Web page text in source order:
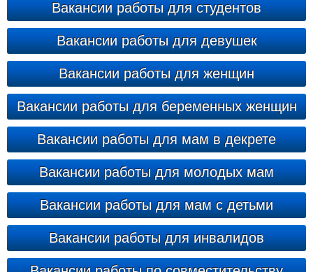
Вакансии работы для студентов
Вакансии работы для девушек
Вакансии работы для женщин
Вакансии работы для беременных женщин
Вакансии работы для мам в декрете
Вакансии работы для молодых мам
Вакансии работы для мам с детьми
Вакансии работы для инвалидов